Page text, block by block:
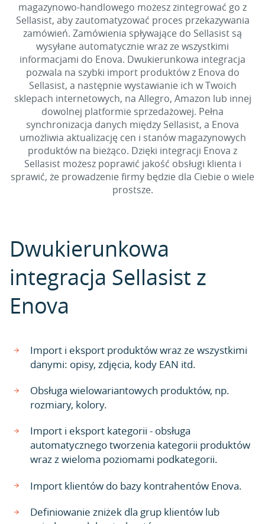
magazynowo-handlowego możesz zintegrować go z
Sellasist, aby zautomatyzować proces przekazywania
zamówień. Zamówienia spływające do Sellasist są
wysyłane automatycznie wraz ze wszystkimi
informacjami do Enova. Dwukierunkowa integracja
pozwala na szybki import produktów z Enova do
Sellasist, a następnie wystawianie ich w Twoich
sklepach internetowych, na Allegro, Amazon lub innej
dowolnej platformie sprzedażowej. Pełna
synchronizacja danych między Sellasist, a Enova
umożliwia aktualizację cen i stanów magazynowych
produktów na bieżąco. Dzięki integracji Enova z
Sellasist możesz poprawić jakość obsługi klienta i
sprawić, że prowadzenie firmy będzie dla Ciebie o wiele
prostsze.
Dwukierunkowa
integracja Sellasist z
Enova
Import i eksport produktów wraz ze wszystkimi
danymi: opisy, zdjęcia, kody EAN itd.
Obsługa wielowariantowych produktów, np.
rozmiary, kolory.
Import i eksport kategorii - obsługa
automatycznego tworzenia kategorii produktów
wraz z wieloma poziomami podkategorii.
Import klientów do bazy kontrahentów Enova.
Definiowanie zniżek dla grup klientów lub